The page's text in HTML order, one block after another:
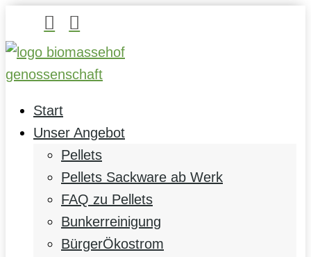
 
Start
Unser Angebot
Pellets
Pellets Sackware ab Werk
FAQ zu Pellets
Bunkerreinigung
BürgerÖkostrom